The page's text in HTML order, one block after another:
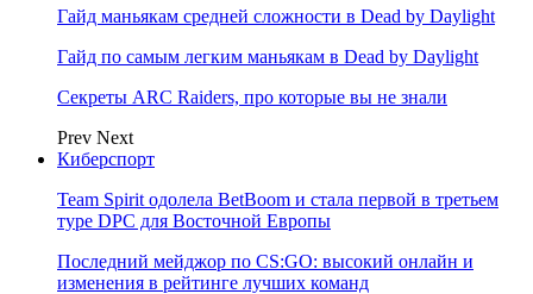
Гайд маньякам средней сложности в Dead by Daylight
Гайд по самым легким маньякам в Dead by Daylight
Секреты ARC Raiders, про которые вы не знали
Prev Next
Киберспорт
Team Spirit одолела BetBoom и стала первой в третьем
туре DPC для Восточной Европы
Последний мейджор по CS:GO: высокий онлайн и
изменения в рейтинге лучших команд